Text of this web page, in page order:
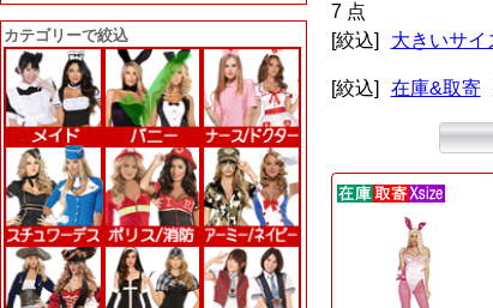
カテゴリーで絞込
7 点
[絞込]
大きいサイ
[絞込] 在庫&取寄